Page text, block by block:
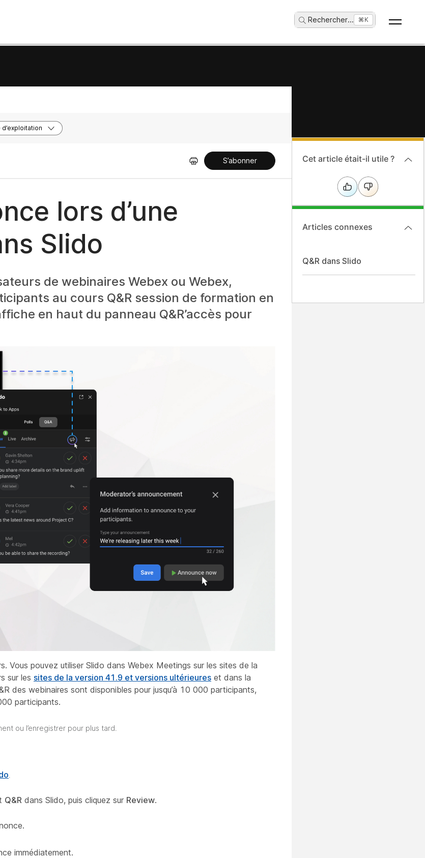
Rechercher... ⌘K
S’abonner
lors d’une
Slido
de webinaires Webex ou Webex,
au cours Q&R session de formation en
en haut du panneau Q&R’accès pour
Vous pouvez utiliser Slido dans Webex Meetings sur les sites de la
sur les sites de la version 41.9 et versions ultérieures et dans la
des webinaires sont disponibles pour jusqu’à 10 000 participants,
participants.
ou l’enregistrer pour plus tard.
Q&R dans Slido, puis cliquez sur Review.
immédiatement.
Cet article était-il utile ?
Articles connexes
Q&R dans Slido